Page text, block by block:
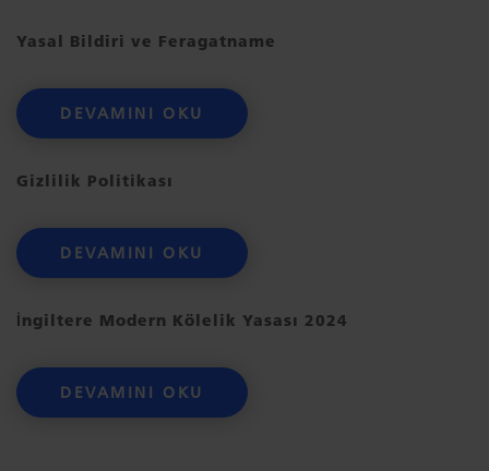
Yasal Bildiri ve Feragatname
DEVAMINI OKU
Gizlilik Politikası
DEVAMINI OKU
İngiltere Modern Kölelik Yasası 2024
DEVAMINI OKU